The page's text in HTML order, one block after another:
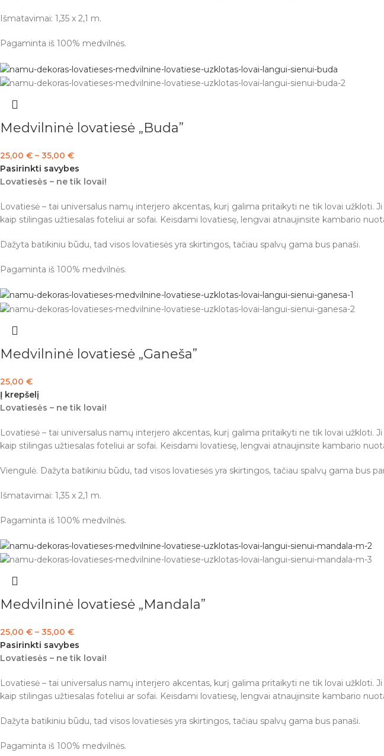
Išmatavimai: 1,35 x 2,1 m.
Pagaminta iš 100% medvilnės.
Medvilninė lovatiesė „Buda”
25,00 € – 35,00 €
Pasirinkti savybes
Lovatiesės – ne tik lovai!
Lovatiesė – tai universalus namų interjero akcentas, kurį galima pritaikyti ne tik lovai užkloti.
kaip stilingas užtiesalas foteliui ar sofai. Keisdami lovatiesę, lengvai atnaujinsite kambario
Dažyta batikiniu būdu, tad visos lovatiesės yra skirtingos, tačiau spalvų gama bus panaši.
Pagaminta iš 100% medvilnės.
Medvilninė lovatiesė „Ganeša”
25,00 €
Į krepšelį
Lovatiesės – ne tik lovai!
Lovatiesė – tai universalus namų interjero akcentas, kurį galima pritaikyti ne tik lovai užkloti.
kaip stilingas užtiesalas foteliui ar sofai. Keisdami lovatiesę, lengvai atnaujinsite kambario
Viengulė. Dažyta batikiniu būdu, tad visos lovatiesės yra skirtingos, tačiau spalvų gama bus
Išmatavimai: 1,35 x 2,1 m.
Pagaminta iš 100% medvilnės.
Medvilninė lovatiesė „Mandala”
25,00 € – 35,00 €
Pasirinkti savybes
Lovatiesės – ne tik lovai!
Lovatiesė – tai universalus namų interjero akcentas, kurį galima pritaikyti ne tik lovai užkloti.
kaip stilingas užtiesalas foteliui ar sofai. Keisdami lovatiesę, lengvai atnaujinsite kambario
Dažyta batikiniu būdu, tad visos lovatiesės yra skirtingos, tačiau spalvų gama bus panaši.
Pagaminta iš 100% medvilnės.